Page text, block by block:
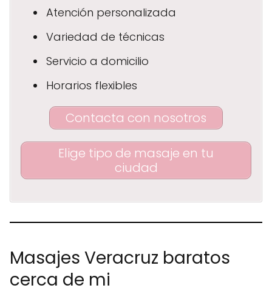
Atención personalizada
Variedad de técnicas
Servicio a domicilio
Horarios flexibles
Contacta con nosotros
Elige tipo de masaje en tu
ciudad
Masajes Veracruz baratos
cerca de mi